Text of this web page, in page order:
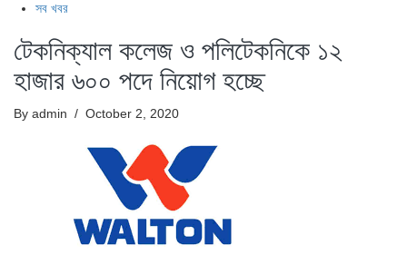
সব খবর
টেকনিক্যাল কলেজ ও পলিটেকনিকে ১২
হাজার ৬০০ পদে নিয়োগ হচ্ছে
By admin / October 2, 2020